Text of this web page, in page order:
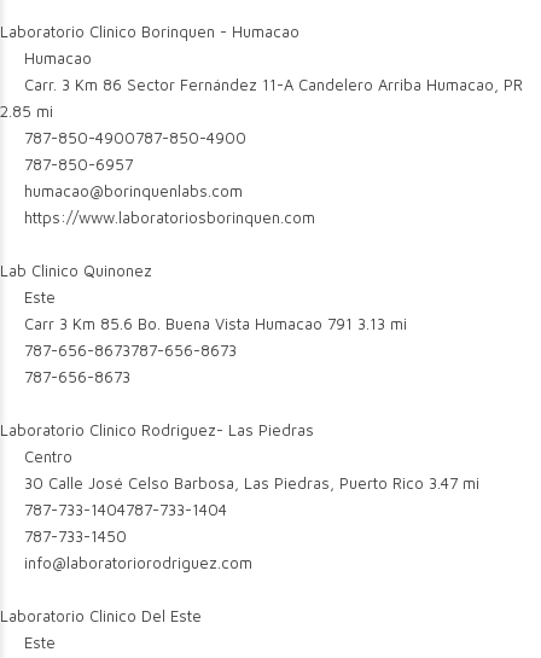
Laboratorio Clinico Borinquen - Humacao
Humacao
Carr. 3 Km 86 Sector Fernández 11-A Candelero Arriba Humacao, PR
2.85 mi
787-850-4900787-850-4900
787-850-6957
humacao@borinquenlabs.com
https://www.laboratoriosborinquen.com
Lab Clinico Quinonez
Este
Carr 3 Km 85.6 Bo. Buena Vista Humacao 791 3.13 mi
787-656-8673787-656-8673
787-656-8673
Laboratorio Clinico Rodriguez- Las Piedras
Centro
30 Calle José Celso Barbosa, Las Piedras, Puerto Rico 3.47 mi
787-733-1404787-733-1404
787-733-1450
info@laboratoriorodriguez.com
Laboratorio Clinico Del Este
Este